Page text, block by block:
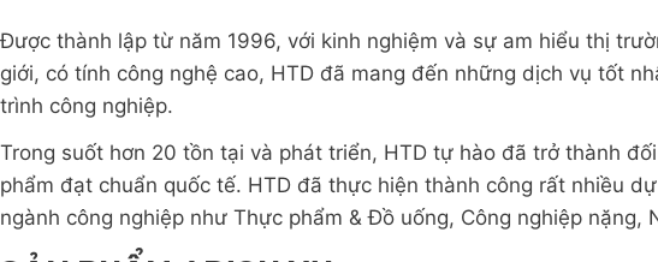
Được thành lập từ năm 1996, với kinh nghiệm và sự am hiểu thị
giới, có tính công nghệ cao, HTD đã mang đến những dịch vụ tốt
trình công nghiệp.
Trong suốt hơn 20 tồn tại và phát triển, HTD tự hào đã trở thành
phẩm đạt chuẩn quốc tế. HTD đã thực hiện thành công rất nhiều
ngành công nghiệp như Thực phẩm & Đồ uống, Công nghiệp